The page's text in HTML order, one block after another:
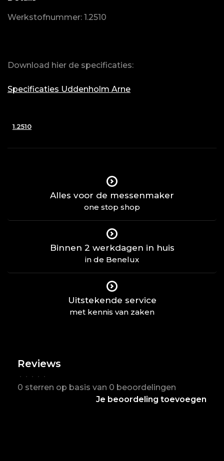
Werkstofnummer: 1.2510
Download hier de specificaties:
Specificaties Uddenholm Arne
1.2510
Alles voor de messenmaker
one stop shop
Binnen 2 werkdagen in huis
in de Benelux
Uitstekende service
met kennis van zaken
Reviews
• • • • •
0 sterren op basis van 0 beoordelingen
Je beoordeling toevoegen